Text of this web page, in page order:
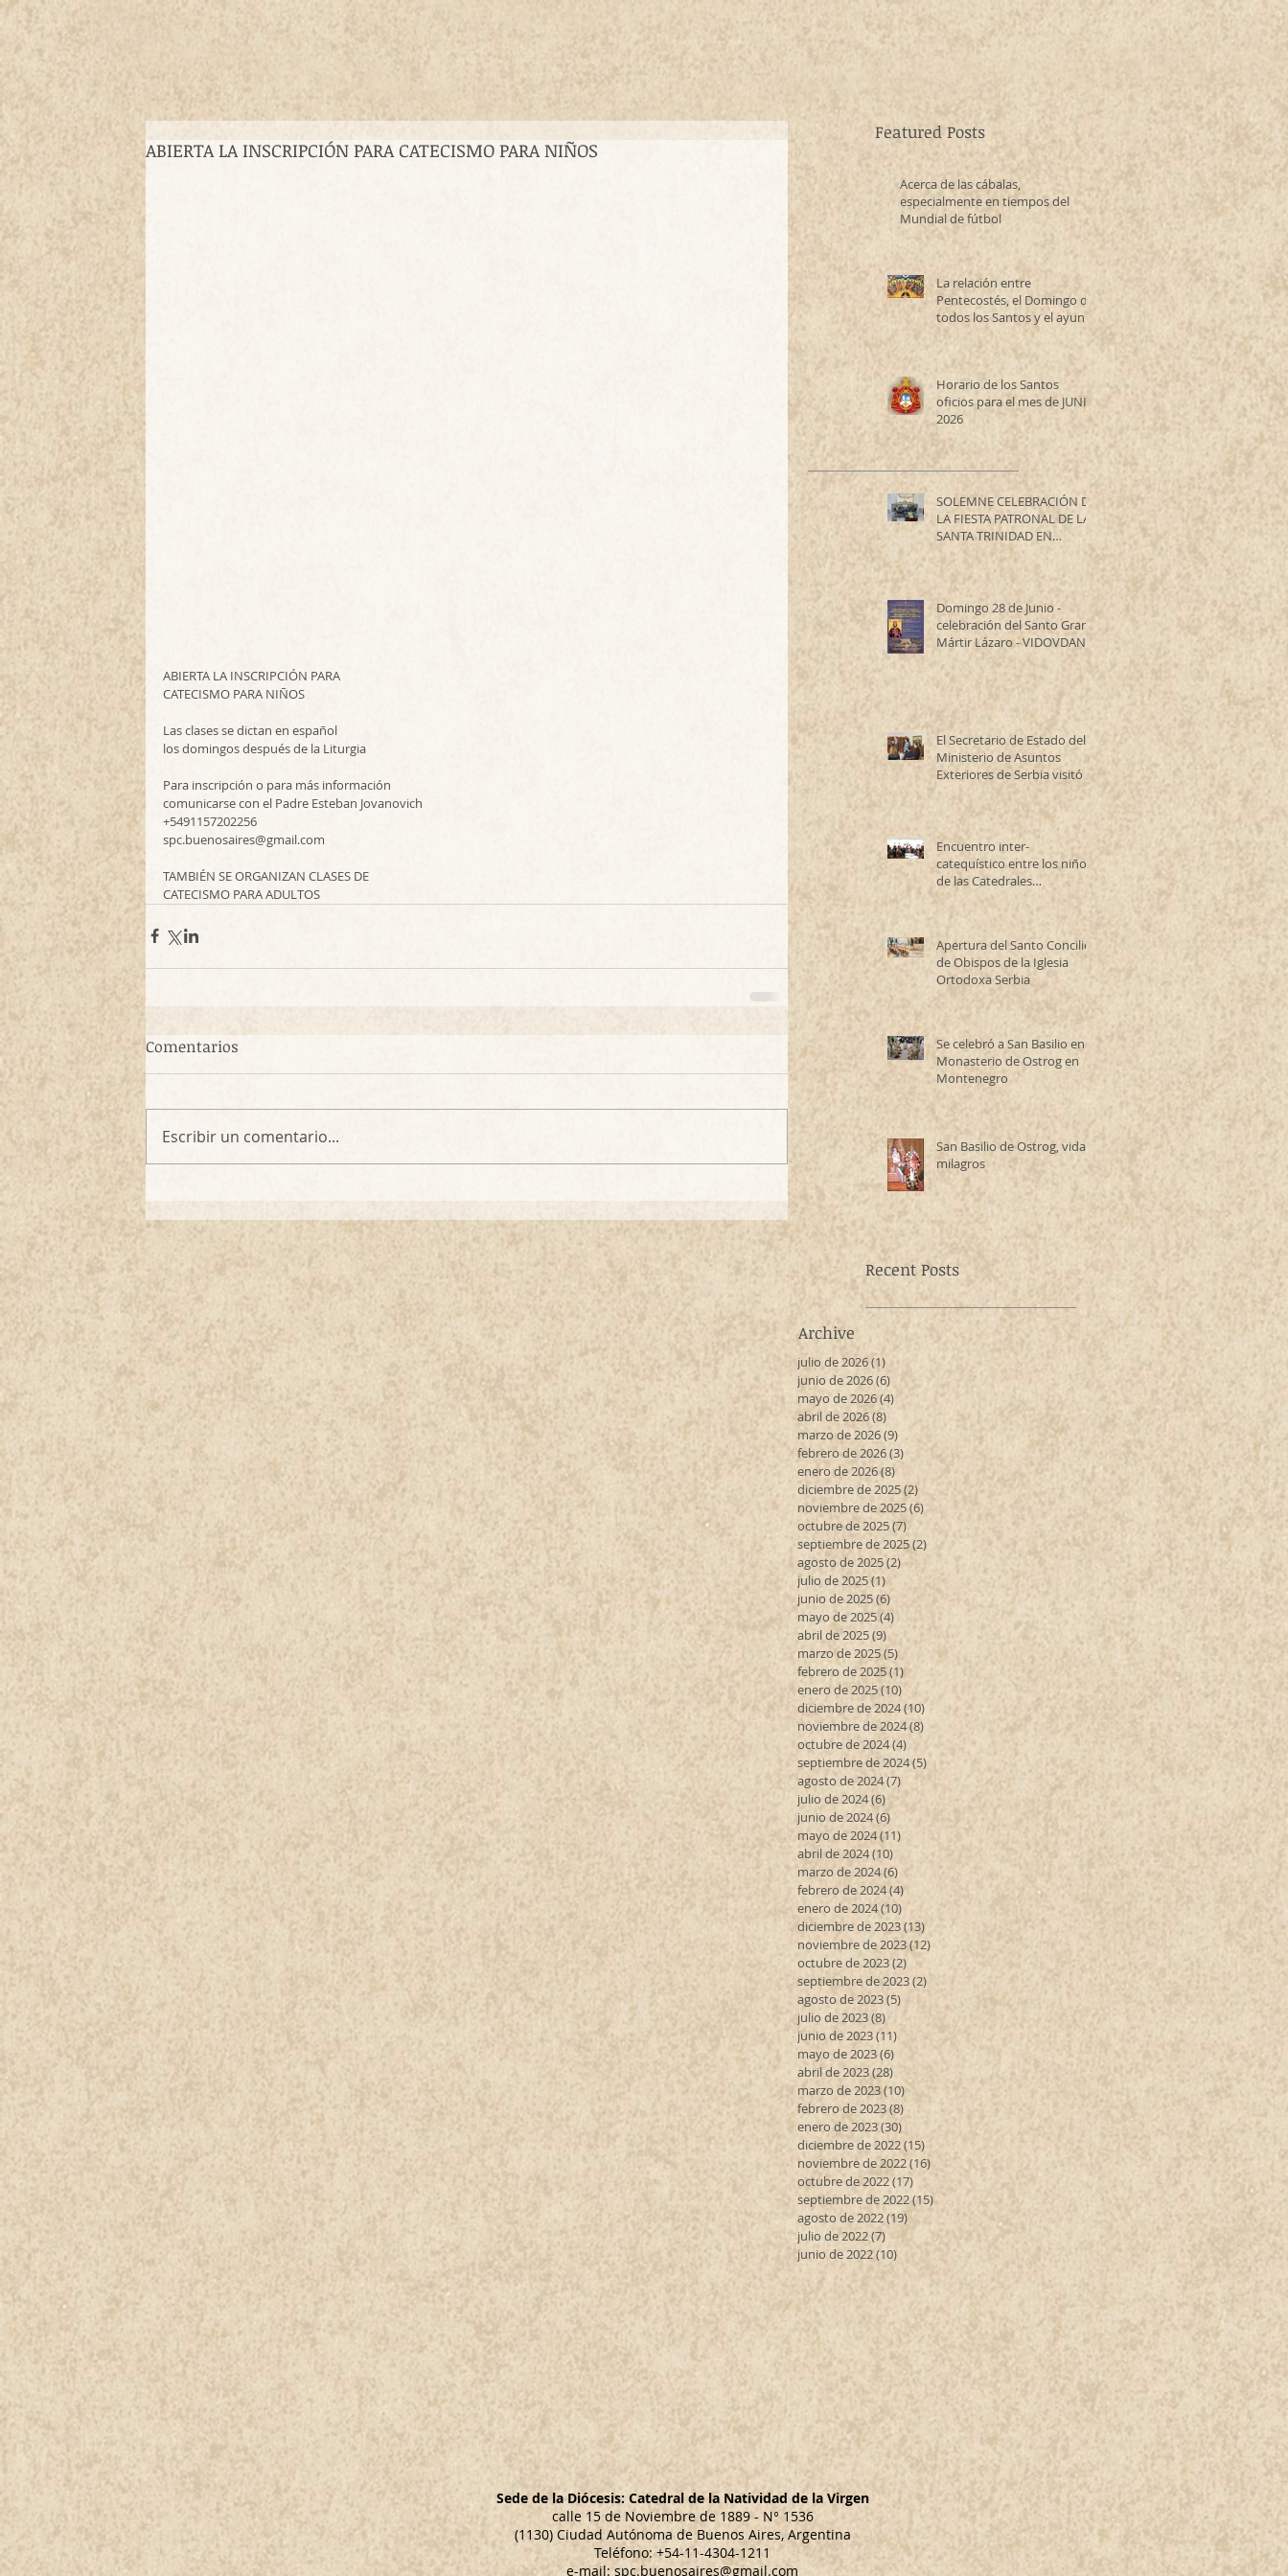
ABIERTA LA INSCRIPCIÓN PARA CATECISMO PARA NIÑOS
ABIERTA LA INSCRIPCIÓN PARA
CATECISMO PARA NIÑOS
Las clases se dictan en español
los domingos después de la Liturgia
Para inscripción o para más información
comunicarse con el Padre Esteban Jovanovich
+5491157202256
spc.buenosaires@gmail.com
TAMBIÉN SE ORGANIZAN CLASES DE
CATECISMO PARA ADULTOS
Comentarios
Escribir un comentario...
Featured Posts
Acerca de las cábalas,
especialmente en tiempos del
Mundial de fútbol
La relación entre
Pentecostés, el Domingo de
todos los Santos y el ayuno
de los Santos Apóstoles
Horario de los Santos
oficios para el mes de JUNIO
2026
SOLEMNE CELEBRACIÓN DE
LA FIESTA PATRONAL DE LA
SANTA TRINIDAD EN
RESISTENCIA
Domingo 28 de Junio -
celebración del Santo Gran
Mártir Lázaro - VIDOVDAN
El Secretario de Estado del
Ministerio de Asuntos
Exteriores de Serbia visitó la
Catedral Ortodoxa Serbia
en Buenos Aires y habló con
los fieles
Encuentro inter-
catequístico entre los niños
de las Catedrales
Antioqueña y Serbia
Apertura del Santo Concilio
de Obispos de la Iglesia
Ortodoxa Serbia
Se celebró a San Basilio en el
Monasterio de Ostrog en
Montenegro
San Basilio de Ostrog, vida y
milagros
Recent Posts
Archive
julio de 2026(1)
junio de 2026(6) 6 entradas
mayo de 2026(4) 4 entradas
abril de 2026(8) 8 entradas
marzo de 2026(9) 9 entradas
febrero de 2026(3) 3 entradas
enero de 2026(8) 8 entradas
diciembre de 2025(2) 2 entradas
noviembre de 2025(6)
octubre de 2025(7) 7 entradas
septiembre de 2025(2) 2 entradas
agosto de 2025(2) 2 entradas
julio de 2025(1) 1 entrada
junio de 2025(6)
mayo de 2025(4)
abril de 2025(9)9 entradas
marzo de 2025(5) 5 entradas
febrero de 2025(1) 1 entrada
enero de 2025(10) 10 entradas
diciembre de 2024(10)10 entradas
noviembre de 2024(8) 8 entradas
octubre de 2024(4) 4 entradas
septiembre de 2024(5) 5 entradas
agosto de 2024(7) 7 entradas
julio de 2024(6) 6 entradas
junio de 2024(6) 6 entradas
mayo de 2024(11) 11 entradas
abril de 2024(10) 10 entradas
marzo de 2024(6) 6 entradas
febrero de 2024(4)4 entradas
enero de 2024(10) 10 entradas
diciembre de 2023(13) 13 entradas
noviembre de 2023(12) 12 entradas
octubre de 2023(2) 2 entradas
septiembre de 2023(2) 2 entradas
agosto de 2023(5)
julio de 2023(8) 8 entradas
junio de 2023(11) 11 entradas
mayo de 2023(6) 6 entradas
abril de 2023(28) 28 entradas
marzo de 2023(10) 10 entradas
febrero de 2023(8) 8 entradas
enero de 2023(30) 30 entradas
diciembre de 2022(15)
noviembre de 2022(16) 16 entradas
octubre de 2022(17) 17 entradas
septiembre de 2022(15)15 entradas
agosto de 2022(19) 19 entradas
julio de 2022(7)
junio de 2022(10) 10 entradas
Sede de la Diócesis: Catedral de la Natividad de la Virgen
calle 15 de Noviembre de 1889 - N° 1536
(1130) Ciudad Autónoma de Buenos Aires, Argentina
Teléfono: +54-11-4304-1211
e-mail:spc.buenosaires@gmail.com